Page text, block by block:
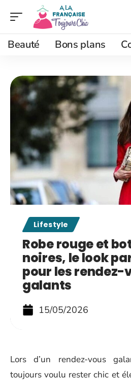
Beauté Bons plans
Lifestyle
Robe rouge et
noires, le look
pour les rendez-
galants
15/05/2026
Lors d’un rendez-vous
toujours voulu rester chic et